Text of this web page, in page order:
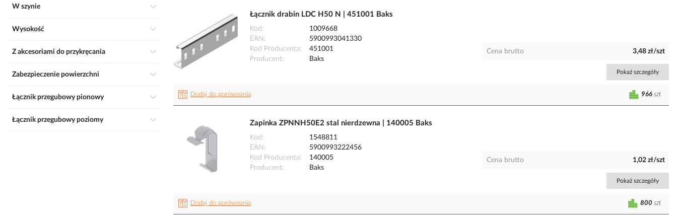
Łącznik drabin LDC H50 N | 451001 Baks
Kod
1009668
EAN
5900993041330
Kod Producenta
451001
Producent
Baks
Cena brutto 3,48 zł/szt
Pokaż szczegóły
Dodaj do porównania 966 szt
Zapinka ZPNNH50E2 stal nierdzewna | 140005 Baks
Kod
1548811
EAN
5900993222456
Kod Producenta
140005
Producent
Baks
Cena brutto 1,02 zł/szt
Pokaż szczegóły
Dodaj do porównania 800 szt
W szynie
Wysokość
Z akcesoriami do przykręcania
Zabezpieczenie powierzchni
Łącznik przegubowy pionowy
Łącznik przegubowy poziomy